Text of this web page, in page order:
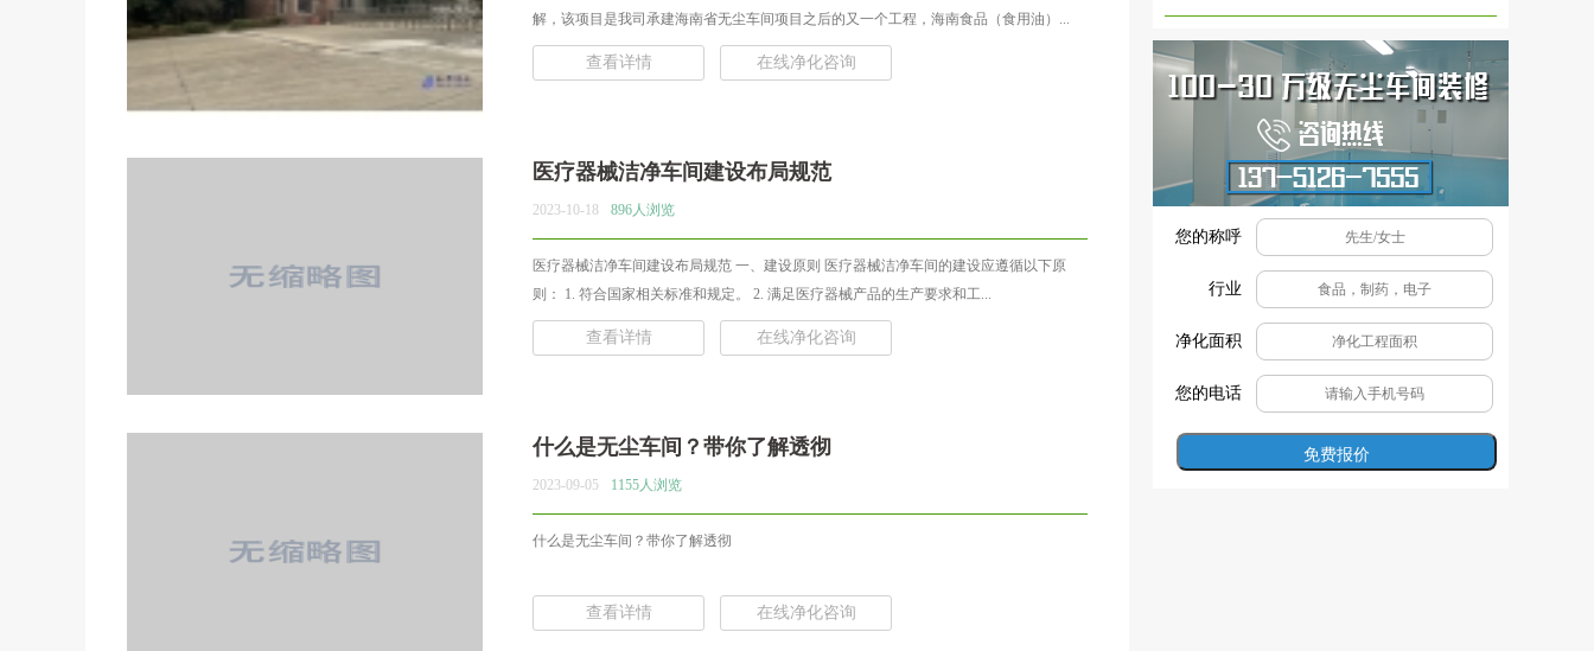
您的称呼
行业
净化面积
您的电话
免费报价
解，该项目是我司承建海南省无尘车间项目之后的又一个工程，海南食品（食用油）...
查看详情 在线净化咨询
医疗器械洁净车间建设布局规范
2023-10-18 896人浏览
医疗器械洁净车间建设布局规范 一、建设原则 医疗器械洁净车间的建设应遵循以下原
则： 1. 符合国家相关标准和规定。 2. 满足医疗器械产品的生产要求和工...
查看详情 在线净化咨询
什么是无尘车间？带你了解透彻
2023-09-05 1155人浏览
什么是无尘车间？带你了解透彻
查看详情 在线净化咨询